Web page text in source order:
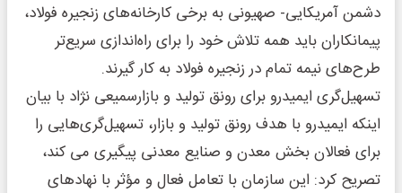
دشمن آمریکایی- صهیونی به برخی کارخانه‌های زنجیره فولاد،
پیمانکاران باید همه تلاش خود را برای راه‌اندازی سریع‌تر
طرح‌های نیمه تمام در زنجیره فولاد به کار گیرند.
تسهیل‌گری ایمیدرو برای رونق تولید و بازارسمیعی نژاد با بیان
اینکه ایمیدرو با هدف رونق تولید و بازار، تسهیل‌گری‌هایی را
برای فعالان بخش معدن و صنایع معدنی پیگیری می کند،
تصریح کرد: این سازمان با تعامل فعال و مؤثر با نهادهای